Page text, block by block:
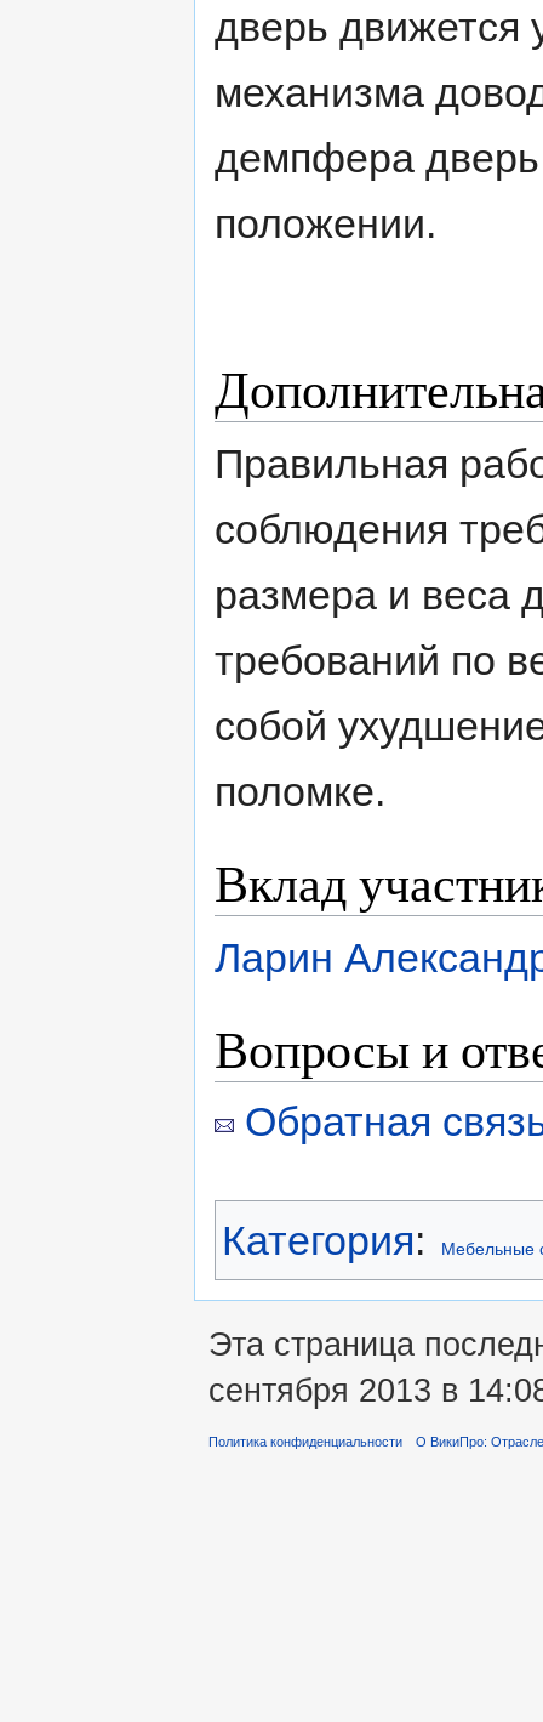
дверь движется
механизма
демпфера дверь
положении.
Правильная
соблюдения
размера и веса
требований по
собой
поломке.
Вклад
Ларин
Вопросы и
Обратная
Категория: Мебельные
Эта страница
сентября 2013 в
Политика конфиденциальности О ВикиПро: